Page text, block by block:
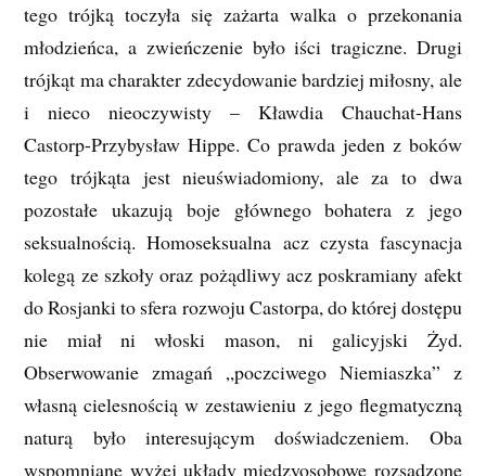
tego trójką toczyła się zażarta walka o przekonania
młodzieńca, a zwieńczenie było iści tragiczne. Drugi
trójkąt ma charakter zdecydowanie bardziej miłosny, ale
i nieco nieoczywisty – Kławdia Chauchat-Hans
Castorp-Przybysław Hippe. Co prawda jeden z boków
tego trójkąta jest nieuświadomiony, ale za to dwa
pozostałe ukazują boje głównego bohatera z jego
seksualnością. Homoseksualna acz czysta fascynacja
kolegą ze szkoły oraz pożądliwy acz poskramiany afekt
do Rosjanki to sfera rozwoju Castorpa, do której dostępu
nie miał ni włoski mason, ni galicyjski Żyd.
Obserwowanie zmagań „poczciwego Niemiaszka” z
własną cielesnością w zestawieniu z jego flegmatyczną
naturą było interesującym doświadczeniem. Oba
wspomniane wyżej układy międzyosobowe rozsadzone